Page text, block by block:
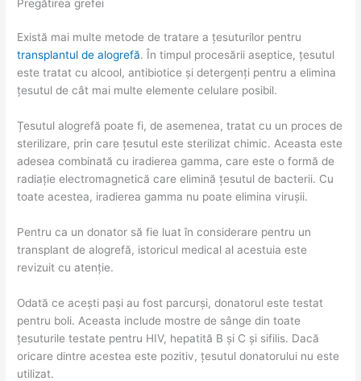
Pregătirea grefei
Există mai multe metode de tratare a țesuturilor pentru
transplantul de alogrefă. În timpul procesării aseptice, țesutul
este tratat cu alcool, antibiotice și detergenți pentru a elimina
țesutul de cât mai multe elemente celulare posibil.
Țesutul alogrefă poate fi, de asemenea, tratat cu un proces de
sterilizare, prin care țesutul este sterilizat chimic. Aceasta este
adesea combinată cu iradierea gamma, care este o formă de
radiație electromagnetică care elimină țesutul de bacterii. Cu
toate acestea, iradierea gamma nu poate elimina virușii.
Pentru ca un donator să fie luat în considerare pentru un
transplant de alogrefă, istoricul medical al acestuia este
revizuit cu atenție.
Odată ce acești pași au fost parcurși, donatorul este testat
pentru boli. Aceasta include mostre de sânge din toate
țesuturile testate pentru HIV, hepatită B și C și sifilis. Dacă
oricare dintre acestea este pozitiv, țesutul donatorului nu este
utilizat.